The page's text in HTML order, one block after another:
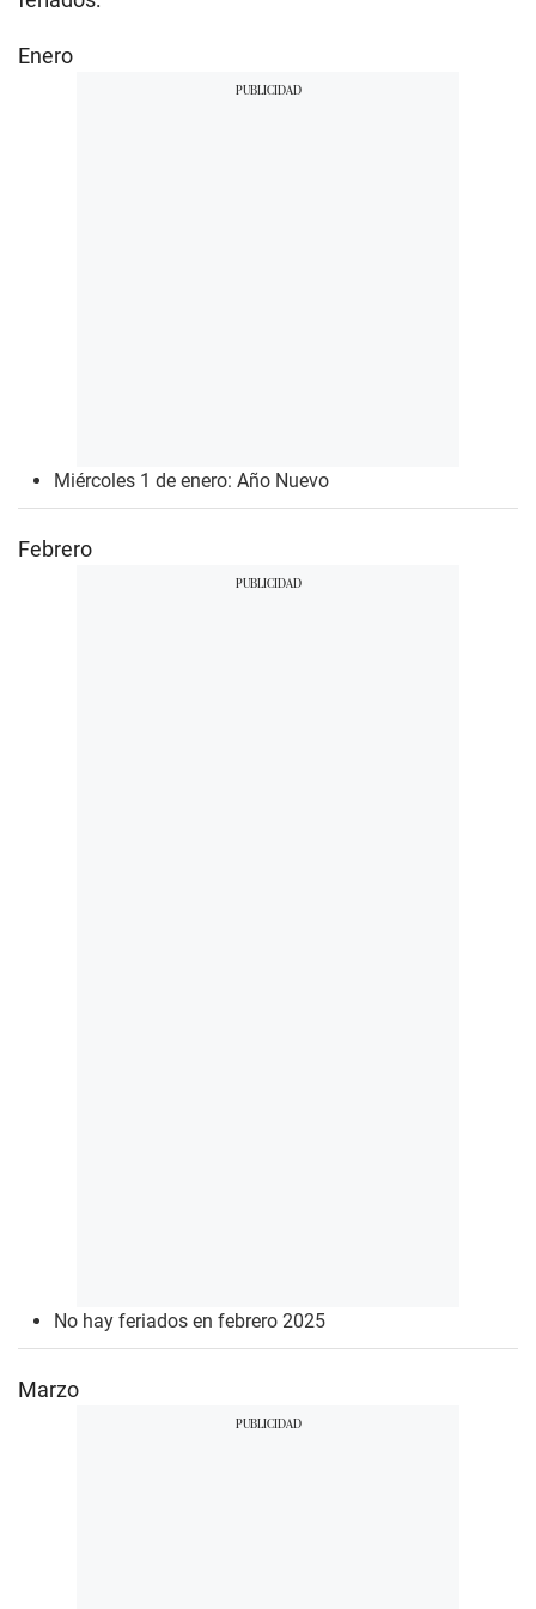
Enero
Miércoles 1 de enero: Año Nuevo
Febrero
No hay feriados en febrero 2025
Marzo